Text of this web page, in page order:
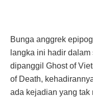
Bunga anggrek
langka ini hadir
dipanggil Ghost of
of Death,
ada kejadian yang tak